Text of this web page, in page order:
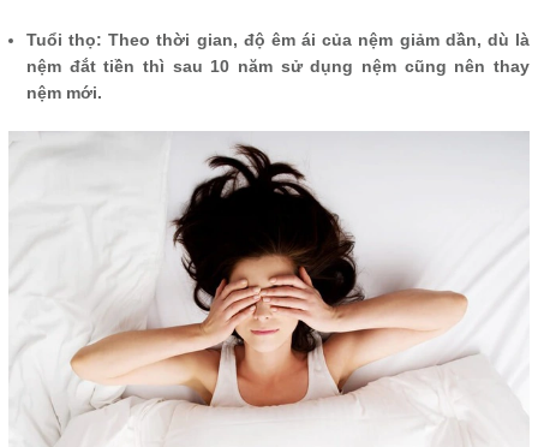
Tuổi thọ: Theo thời gian, độ êm ái của nệm giảm dần, dù là
nệm đắt tiền thì sau 10 năm sử dụng nệm cũng nên thay
nệm mới.